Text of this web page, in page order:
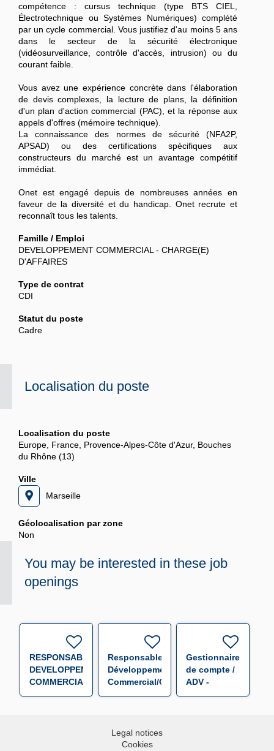
compétence : cursus technique (type BTS CIEL,
Électrotechnique ou Systèmes Numériques) complété
par un cycle commercial. Vous justifiez d'au moins 5 ans
dans le secteur de la sécurité électronique
(vidéosurveillance, contrôle d'accès, intrusion) ou du
courant faible.
Vous avez une expérience concrète dans l'élaboration
de devis complexes, la lecture de plans, la définition
d'un plan d'action commercial (PAC), et la réponse aux
appels d'offres (mémoire technique).
La connaissance des normes de sécurité (NFA2P,
APSAD) ou des certifications spécifiques aux
constructeurs du marché est un avantage compétitif
immédiat.
Onet est engagé depuis de nombreuses années en
faveur de la diversité et du handicap. Onet recrute et
reconnaît tous les talents.
Famille / Emploi
DEVELOPPEMENT COMMERCIAL - CHARGE(E)
D'AFFAIRES
Type de contrat
CDI
Statut du poste
Cadre
Localisation du poste
Localisation du poste
Europe, France, Provence-Alpes-Côte d'Azur, Bouches
du Rhône (13)
Ville
Marseille
Géolocalisation par zone
Non
You may be interested in these job
openings
RESPONSABLE
DEVELOPPEMENT
COMMERCIAL
F/H
Responsable
Développement
Commercial/Chasseur
F/H
Gestionnaire
de compte /
ADV -
alternance
Legal notices
Cookies